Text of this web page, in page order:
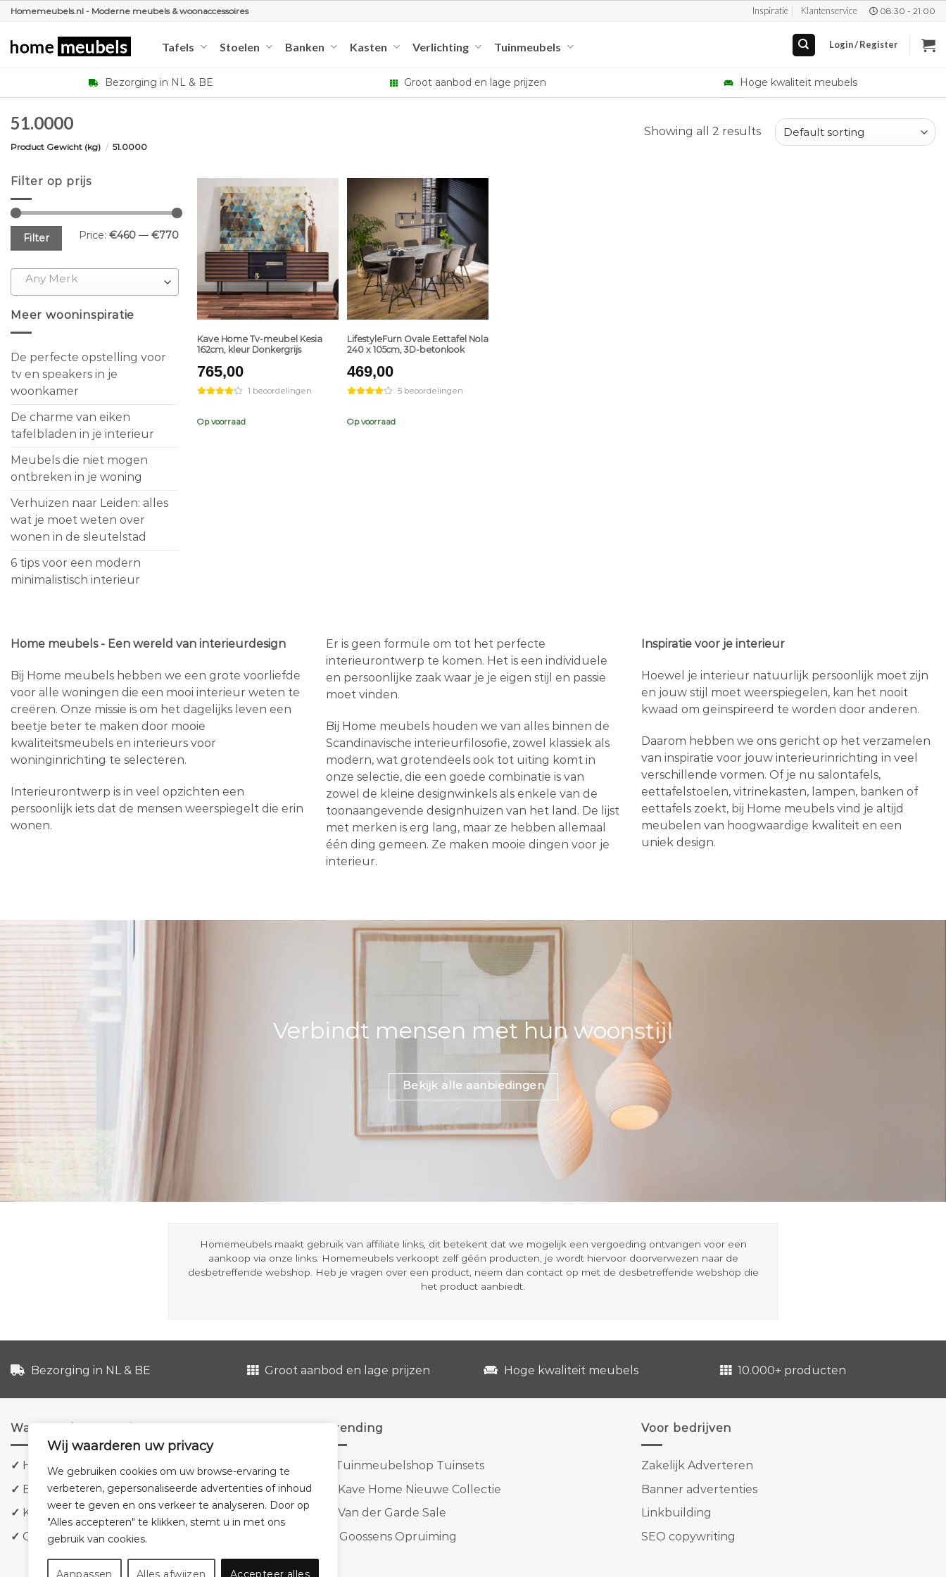
Wij waarderen uw privacy
We gebruiken cookies om uw browse-ervaring te
verbeteren, gepersonaliseerde advertenties of inhoud
weer te geven en ons verkeer te analyseren. Door op
"Alles accepteren" te klikken, stemt u in met ons
gebruik van cookies.
Aanpassen Alles afwijzen Accepteer alles
Ga
inhoud
Homemeubels.nl - Moderne meubels & woonaccessoires Inspiratie Klantenservice 08:30 - 21:00
Tafels Stoelen Banken Kasten Verlichting Tuinmeubels Login / Register
Bezorging in NL & BE Groot aanbod en lage prijzen Hoge kwaliteit meubels
51.0000
Product Gewicht (kg) / 51.0000
Showing all 2 results
Filter op prijs
Min
price
Max
priceFilter Price: €460— €770
Any Merk
Meer wooninspiratie
De perfecte opstelling voor
tv en speakers in je
woonkamer
De charme van eiken
tafelbladen in je interieur
Meubels die niet mogen
ontbreken in je woning
Verhuizen naar Leiden: alles
wat je moet weten over
wonen in de sleutelstad
6 tips voor een modern
minimalistisch interieur
+
Kave Home Tv-meubel Kesia
162cm, kleur Donkergrijs
765,00
1 beoordelingen
Op voorraad
+
LifestyleFurn Ovale Eettafel Nola
240 x 105cm, 3D-betonlook
469,00
5 beoordelingen
Op voorraad
Home meubels - Een wereld van interieurdesign
Bij Home meubels hebben we een grote voorliefde
voor alle woningen die een mooi interieur weten te
creëren. Onze missie is om het dagelijks leven een
beetje beter te maken door mooie
kwaliteitsmeubels en interieurs voor
woninginrichting te selecteren.
Interieurontwerp is in veel opzichten een
persoonlijk iets dat de mensen weerspiegelt die erin
wonen.
Er is geen formule om tot het perfecte
interieurontwerp te komen. Het is een individuele
en persoonlijke zaak waar je je eigen stijl en passie
moet vinden.
Bij Home meubels houden we van alles binnen de
Scandinavische interieurfilosofie, zowel klassiek als
modern, wat grotendeels ook tot uiting komt in
onze selectie, die een goede combinatie is van
zowel de kleine designwinkels als enkele van de
toonaangevende designhuizen van het land. De lijst
met merken is erg lang, maar ze hebben allemaal
één ding gemeen. Ze maken mooie dingen voor je
interieur.
Inspiratie voor je interieur
Hoewel je interieur natuurlijk persoonlijk moet zijn
en jouw stijl moet weerspiegelen, kan het nooit
kwaad om geïnspireerd te worden door anderen.
Daarom hebben we ons gericht op het verzamelen
van inspiratie voor jouw interieurinrichting in veel
verschillende vormen. Of je nu salontafels,
eettafelstoelen, vitrinekasten, lampen, banken of
eettafels zoekt, bij Home meubels vind je altijd
meubelen van hoogwaardige kwaliteit en een
uniek design.
Verbindt mensen met hun woonstijl
Bekijk alle aanbiedingen
Homemeubels maakt gebruik van affiliate links, dit betekent dat we mogelijk een vergoeding ontvangen voor een
aankoop via onze links. Homemeubels verkoopt zelf géén producten, je wordt hiervoor doorverwezen naar de
desbetreffende webshop. Heb je vragen over een product, neem dan contact op met de desbetreffende webshop die
het product aanbiedt.
Bezorging in NL & BE Groot aanbod en lage prijzen Hoge kwaliteit meubels 10.000+ producten
Waarom shoppen via ons?
✓ Hoge kwaliteit meubels
✓ Bezorging in NL & BE
✓ Klanttevredenheid staat voorop
✓ Groot aanbod tegen lage prijzen
Trending
Tuinmeubelshop Tuinsets
Kave Home Nieuwe Collectie
Van der Garde Sale
Goossens Opruiming
Voor bedrijven
Zakelijk Adverteren
Banner advertenties
Linkbuilding
SEO copywriting